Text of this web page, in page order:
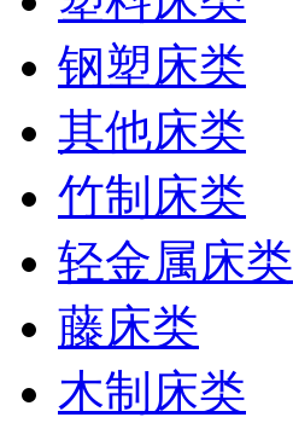
钢塑床类
其他床类
竹制床类
轻金属床类
藤床类
木制床类